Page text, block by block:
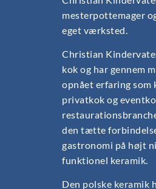
mesterpottemager
eget værksted.
Christian
kok og har gennem
opnået erfaring som
privatkok og
den tætte
gastronomi på højt
funktionel keramik.
Den polske keramik